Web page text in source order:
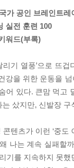
가 공인 브레인트레
실전 훈련 100
워드(부록)
리기 열풍’으로 뜨
강을 위한 운동을
어 있다. 큰맘 먹
샀지만, 신발장
텐츠가 이런 ‘중
나는 계속 실패할
기를 지속하지 못